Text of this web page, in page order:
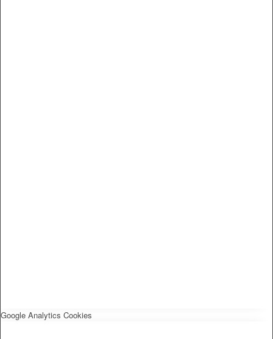
Google Analytics Cookies